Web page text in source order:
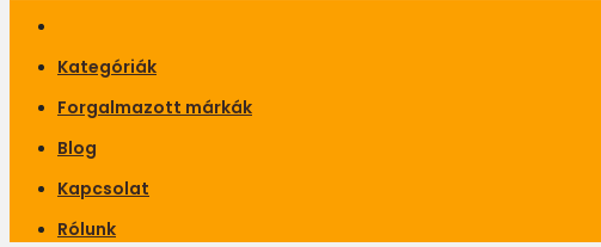
Kategóriák
Forgalmazott márkák
Blog
Kapcsolat
Rólunk